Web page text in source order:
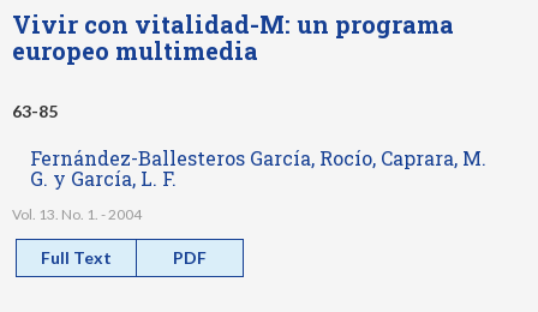
Vivir con vitalidad-M: un programa
europeo multimedia
63-85
Fernández-Ballesteros García, Rocío, Caprara, M.
G. y García, L. F.
Vol. 13. No. 1. - 2004
Full Text PDF